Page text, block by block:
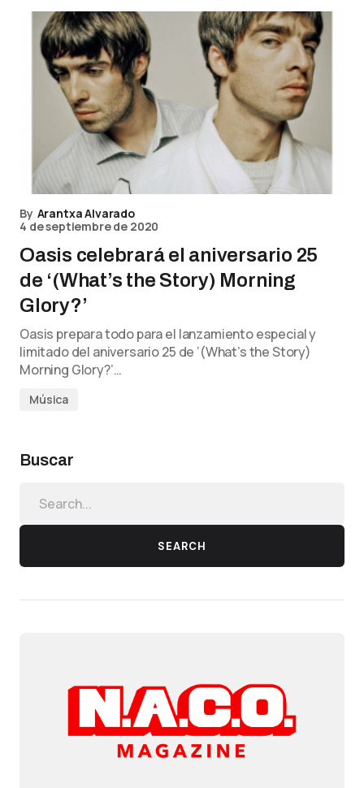
By Arantxa Alvarado
4 de septiembre de 2020
Oasis celebrará el aniversario 25
de ‘(What’s the Story) Morning
Glory?’
Oasis prepara todo para el lanzamiento especial y
limitado del aniversario 25 de ‘(What’s the Story)
Morning Glory?’…
Música
Buscar
SEARCH